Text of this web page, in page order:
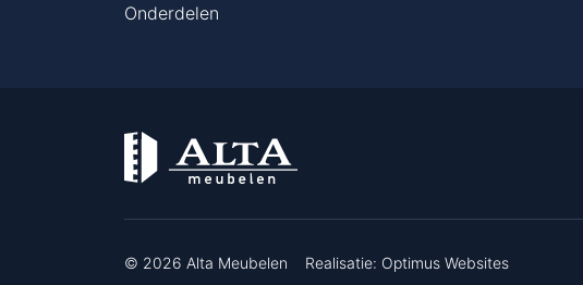
Onderdelen
© 2026 Alta Meubelen Realisatie: Optimus Websites